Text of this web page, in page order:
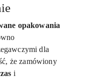
opakowania
dla
że zamówiony
i